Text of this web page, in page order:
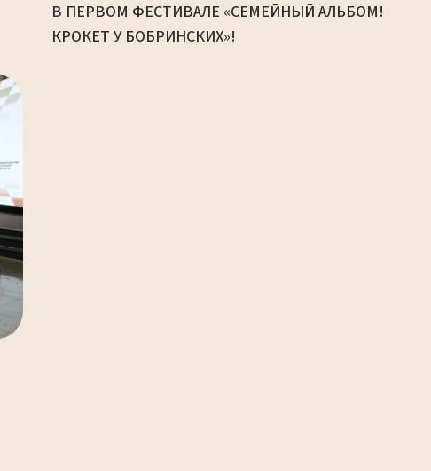
В ПЕРВОМ ФЕСТИВАЛЕ «СЕМЕЙНЫЙ АЛЬБОМ!
КРОКЕТ У БОБРИНСКИХ»!